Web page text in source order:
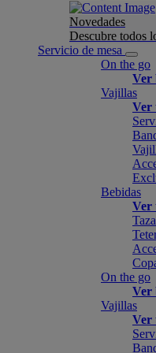
Novedades
Descubre todos
Servicio de mesa
On the go
Ver
Vajillas
Ver
Bebidas
Ver
On the go
Ver
Vajillas
Ver